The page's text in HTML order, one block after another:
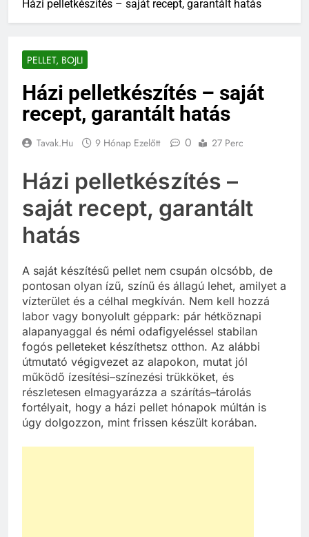
Házi pelletkészítés – saját recept, garantált hatás
PELLET, BOJLI
Házi pelletkészítés – saját
recept, garantált hatás
Tavak.hu 9 Hónap Ezelőtt 0 27 Perc
Házi pelletkészítés –
saját recept, garantált
hatás
A saját készítésű pellet nem csupán olcsóbb, de
pontosan olyan ízű, színű és állagú lehet, amilyet a
vízterület és a célhal megkíván. Nem kell hozzá
labor vagy bonyolult géppark: pár hétköznapi
alapanyaggal és némi odafigyeléssel stabilan
fogós pelleteket készíthetsz otthon. Az alábbi
útmutató végigvezet az alapokon, mutat jól
működő ízesítési–színezési trükköket, és
részletesen elmagyarázza a szárítás–tárolás
fortélyait, hogy a házi pellet hónapok múltán is
úgy dolgozzon, mint frissen készült korában.